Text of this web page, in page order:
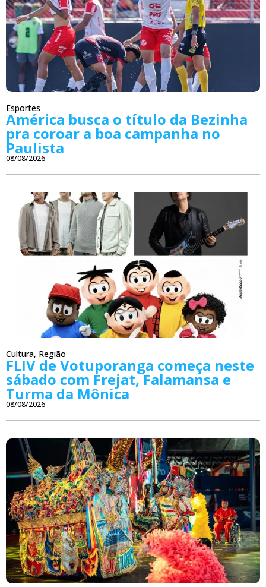
Esportes
América busca o título da Bezinha
pra coroar a boa campanha no
Paulista
08/08/2026
Cultura, Região
FLIV de Votuporanga começa neste
sábado com Frejat, Falamansa e
Turma da Mônica
08/08/2026